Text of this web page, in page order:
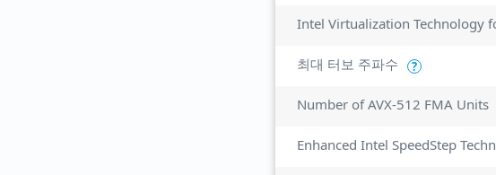
최대 터보 주파수 ?
Number of AVX-512 FMA Units
Enhanced Intel SpeedStep